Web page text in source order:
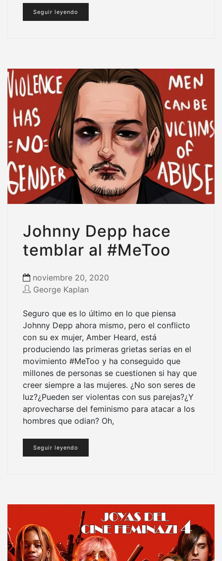
Seguir leyendo
Johnny Depp hace
temblar al #MeToo
noviembre 20, 2020
George Kaplan
Seguro que es lo último en lo que piensa
Johnny Depp ahora mismo, pero el conflicto
con su ex mujer, Amber Heard, está
produciendo las primeras grietas serias en el
movimiento #MeToo y ha conseguido que
millones de personas se cuestionen si hay que
creer siempre a las mujeres. ¿No son seres de
luz?¿Pueden ser violentas con sus parejas?¿Y
aprovecharse del feminismo para atacar a los
hombres que odian? Oh,
Seguir leyendo